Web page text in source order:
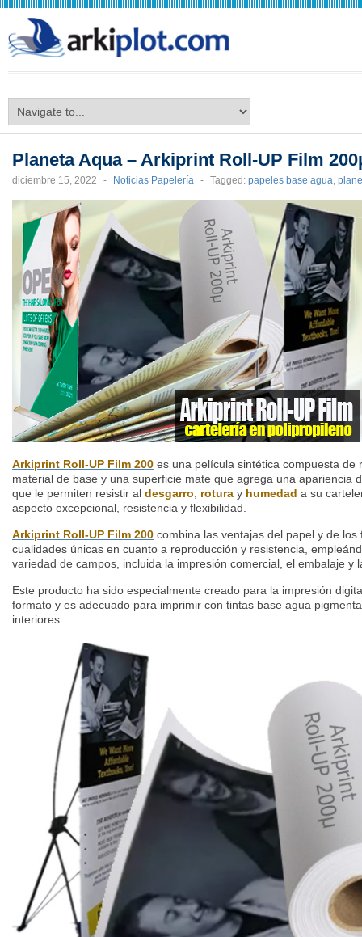
Planeta Aqua – Arkiprint Roll-UP Film
diciembre 15, 2022 - Noticias Papelería - Tagged: papeles base agua,
Arkiprint Roll-UP Film 200 es una película sintética compuesta de
material de base y una superficie mate que agrega una apariencia
que le permiten resistir al desgarro rotura y humedad a su
aspecto excepcional, resistencia y flexibilidad.
Arkiprint Roll-UP Film 200 combina las ventajas del papel y de
cualidades únicas en cuanto a reproducción y resistencia,
variedad de campos, incluida la impresión comercial, el embalaje y
Este producto ha sido especialmente creado para la impresión
formato y es adecuado para imprimir con tintas base agua
interiores.